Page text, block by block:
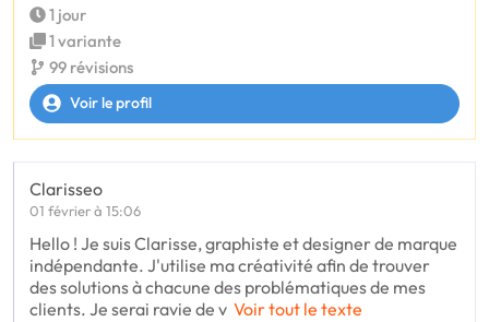
1 jour
1 variante
99 révisions
Voir le profil
Clarisseo
01 février à 15:06
Hello ! Je suis Clarisse, graphiste et designer de marque
indépendante. J'utilise ma créativité afin de trouver
des solutions à chacune des problématiques de mes
clients. Je serai ravie de v Voir tout le texte